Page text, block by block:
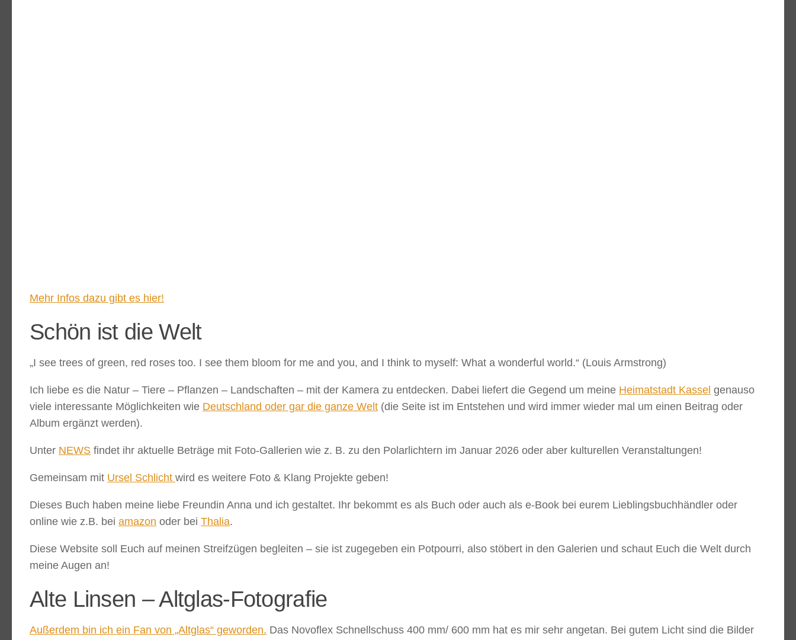
Mehr Infos dazu gibt es hier!
Schön ist die Welt
„I see trees of green, red roses too. I see them bloom for me and you, and I think to myself: What a wonderful world.“ (Louis Armstrong)
Ich liebe es die Natur – Tiere – Pflanzen – Landschaften – mit der Kamera zu entdecken. Dabei liefert die Gegend um meine Heimatstadt Kassel genauso
viele interessante Möglichkeiten wie Deutschland oder gar die ganze Welt (die Seite ist im Entstehen und wird immer wieder mal um einen Beitrag oder
Album ergänzt werden).
Unter NEWS findet ihr aktuelle Beträge mit Foto-Gallerien wie z. B. zu den Polarlichtern im Januar 2026 oder aber kulturellen Veranstaltungen!
Gemeinsam mit Ursel Schlicht wird es weitere Foto & Klang Projekte geben!
Dieses Buch haben meine liebe Freundin Anna und ich gestaltet. Ihr bekommt es als Buch oder auch als e-Book bei eurem Lieblingsbuchhändler oder
online wie z.B. bei amazon oder bei Thalia.
Diese Website soll Euch auf meinen Streifzügen begleiten – sie ist zugegeben ein Potpourri, also stöbert in den Galerien und schaut Euch die Welt durch
meine Augen an!
Alte Linsen – Altglas-Fotografie
Außerdem bin ich ein Fan von „Altglas“ geworden. Das Novoflex Schnellschuss 400 mm/ 600 mm hat es mir sehr angetan. Bei gutem Licht sind die Bilder